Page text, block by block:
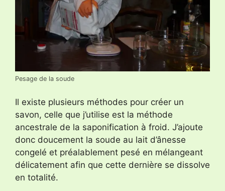
Pesage de la soude
Il existe plusieurs méthodes pour créer un
savon, celle que j’utilise est la méthode
ancestrale de la saponification à froid. J’ajoute
donc doucement la soude au lait d’ânesse
congelé et préalablement pesé en mélangeant
délicatement afin que cette dernière se dissolve
en totalité.